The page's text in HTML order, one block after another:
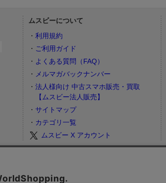
ムスビーについて
利用規約
ご利用ガイド
よくある質問（FAQ）
メルマガバックナンバー
法人様向け 中古スマホ販売・買取
【ムスビー法人販売】
サイトマップ
カテゴリ一覧
ムスビー X アカウント